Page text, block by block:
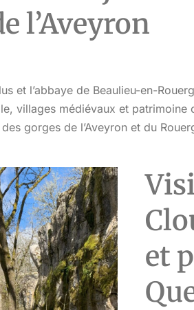
l’Aveyron
et l’abbaye de Beaulieu-en-
villages médiévaux et patrimoine
gorges de l’Aveyron et du
et